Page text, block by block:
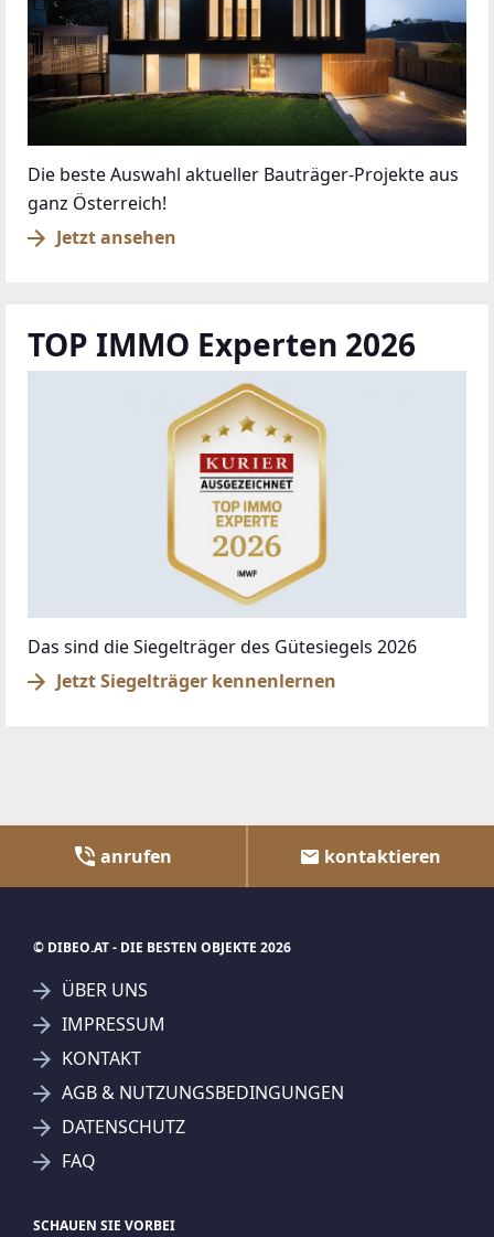
Die beste Auswahl aktueller Bauträger-Projekte aus
ganz Österreich!
Jetzt ansehen
TOP IMMO Experten 2026
Das sind die Siegelträger des Gütesiegels 2026
Jetzt Siegelträger kennenlernen
anrufen kontaktieren
© DIBEO.AT - DIE BESTEN OBJEKTE 2026
ÜBER UNS
IMPRESSUM
KONTAKT
AGB & NUTZUNGSBEDINGUNGEN
DATENSCHUTZ
FAQ
SCHAUEN SIE VORBEI